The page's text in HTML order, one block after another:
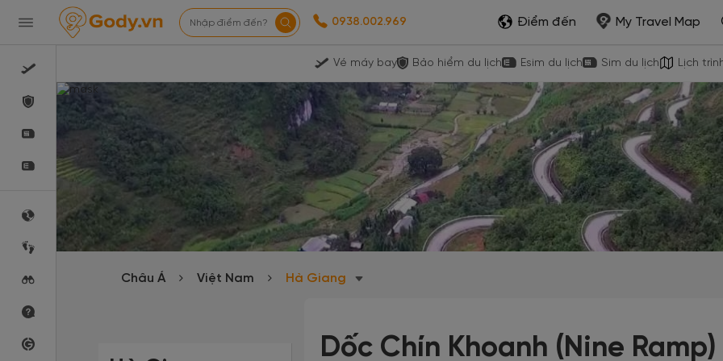
Nhập điểm đến? 0938.002.969 Điểm đến My Travel Map
Vé máy bay Bảo hiểm du lịch Esim du lịch Sim du lịch Lịch
Châu Á Việt Nam Hà Giang
Dốc Chín Khoanh (Nine Ramp)